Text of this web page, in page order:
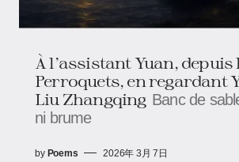
À l’assistant Yuan, depuis
Perroquets, en regardant
Liu Zhangqing Banc de
ni brume
by Poems 2026年 3月 7日